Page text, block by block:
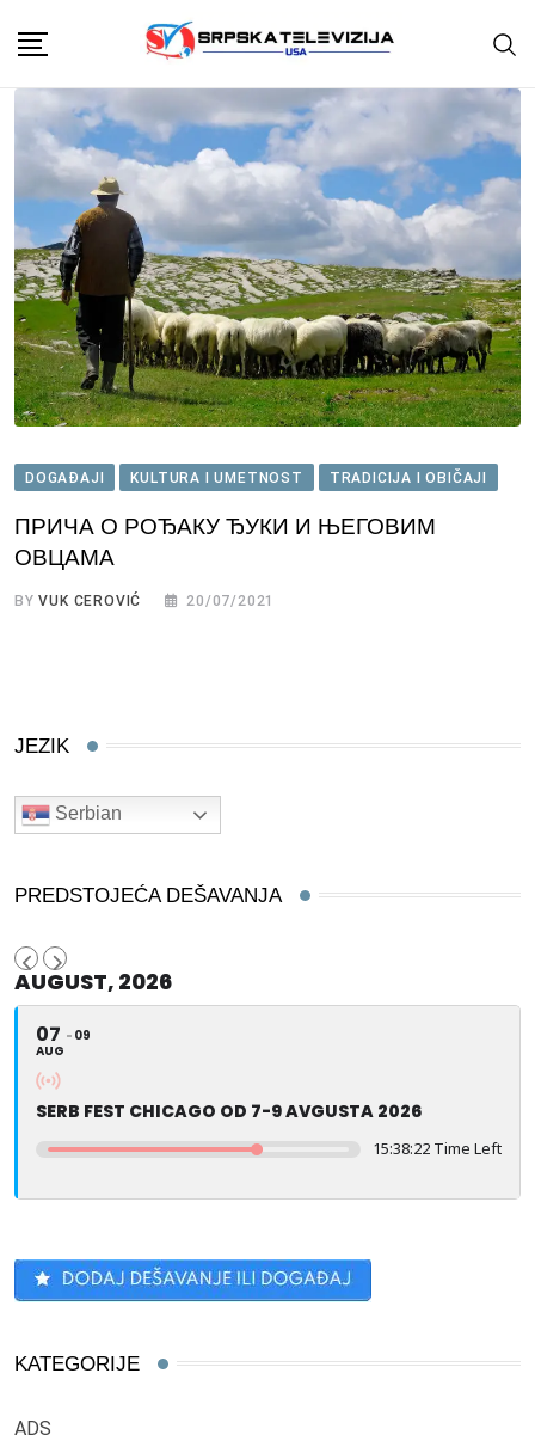
content
DOGAĐAJI KULTURA I UMETNOST TRADICIJA I OBIČAJI
ПРИЧА О РОЂАКУ ЂУКИ И ЊЕГОВИМ
ОВЦАМА
BYVUK CEROVIĆ 20/07/2021
JEZIK
Serbian
PREDSTOJEĆA DEŠAVANJA
AUGUST, 2026
07
AUG
09
SERB FEST CHICAGO OD 7-9 AVGUSTA 2026
15:38:22 Time Left
KATEGORIJE
ADS